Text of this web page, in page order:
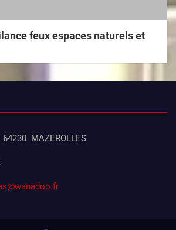
feux espaces naturels et
MAZEROLLES